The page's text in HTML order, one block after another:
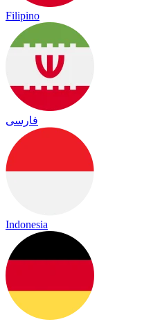
Filipino
فارسی
Indonesia